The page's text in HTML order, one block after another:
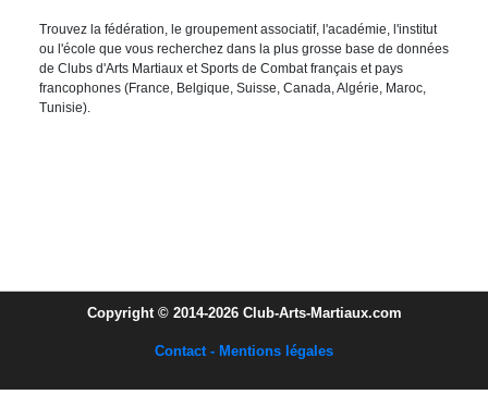
Trouvez la fédération, le groupement associatif, l'académie, l'institut
ou l'école que vous recherchez dans la plus grosse base de données
de Clubs d'Arts Martiaux et Sports de Combat français et pays
francophones (France, Belgique, Suisse, Canada, Algérie, Maroc,
Tunisie).
Copyright © 2014-2026 Club-Arts-Martiaux.com
Contact - Mentions légales